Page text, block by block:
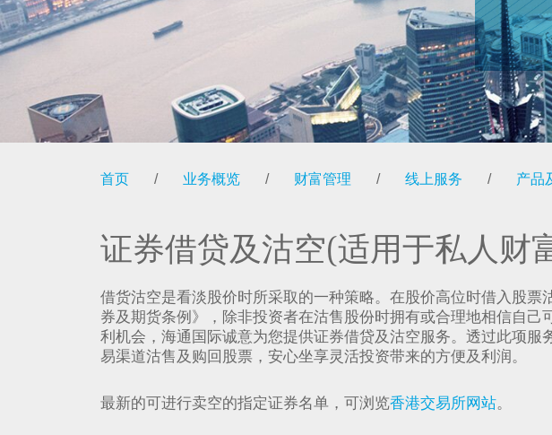
首页 / 业务概览 / 财富管理 / 线上服务 / 产品
证券借贷及沽空(适用于私人财
借货沽空是看淡股价时所采取的一种策略。在股价高位时借入股
券及期货条例》，除非投资者在沽售股份时拥有或合理地相信自
利机会，海通国际诚意为您提供证券借贷及沽空服务。透过此项
易渠道沽售及购回股票，安心坐享灵活投资带来的方便及利润。
最新的可进行卖空的指定证券名单，可浏览香港交易所网站。